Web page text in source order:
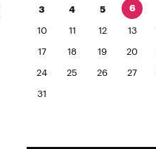
3 4 5 6
10 11 12 13
17 18 19 20
24 25 26 27
31